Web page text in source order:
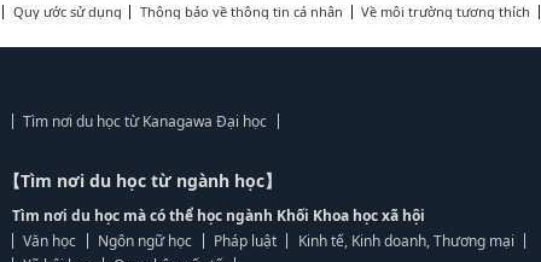
Quy ước sử dụng
Thông báo về thông tin cá nhân Về môi trường tương thích
Tìm nơi du học từ Kanagawa Đại học
【Tìm nơi du học từ ngành học】
Tìm nơi du học mà có thể học ngành Khối Khoa học xã hội
Văn học
Ngôn ngữ học Pháp luật
Kinh tế, Kinh doanh, Thương mại